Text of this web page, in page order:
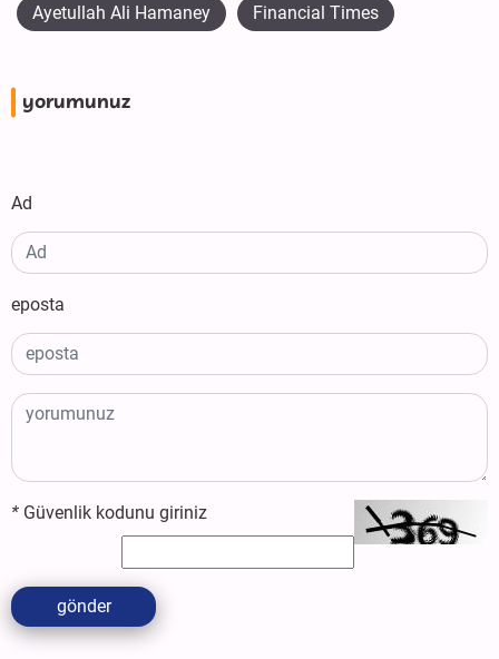
Ayetullah Ali Hamaney Financial Times
yorumunuz
Ad
eposta
* Güvenlik kodunu giriniz
gönder